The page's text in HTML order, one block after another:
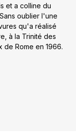
et a colline du
oublier l'une
qu'a réalisé
à la Trinité des
de Rome en 1966.